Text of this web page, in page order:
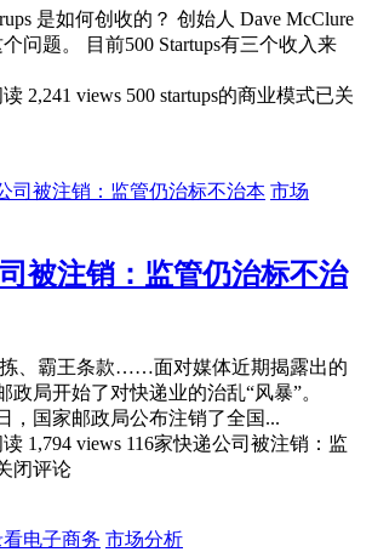
是如何创收的？ 创始人 Dave McClure
问题。 目前500 Startups有三个收入来
读 2,241 views 500 startups的商业模式已关
市场
被注销：监管仍治标不治
、霸王条款……面对媒体近期揭露出的
政局开始了对快递业的治乱“风暴”。
国家邮政局公布注销了全国...
读 1,794 views 116家快递公司被注销：监
闭评论
市场分析